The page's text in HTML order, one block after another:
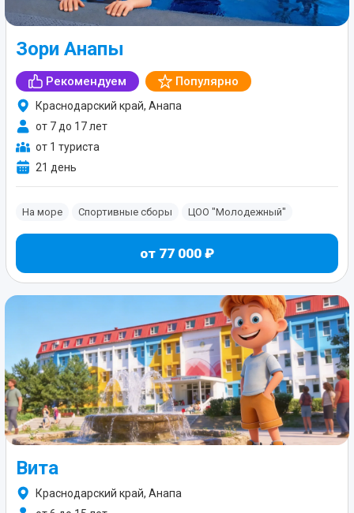
Зори Анапы
Рекомендуем Популярно
Краснодарский край, Анапа
от 7 до 17 лет
от 1 туриста
21 день
На море Спортивные сборы ЦОО "Молодежный"
от 77 000 ₽
Вита
Краснодарский край, Анапа